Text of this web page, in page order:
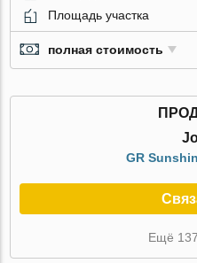
Площадь участка
полная стоимость
GR
Ещё